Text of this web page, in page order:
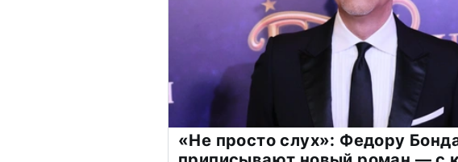
«Не просто слух»: Федору